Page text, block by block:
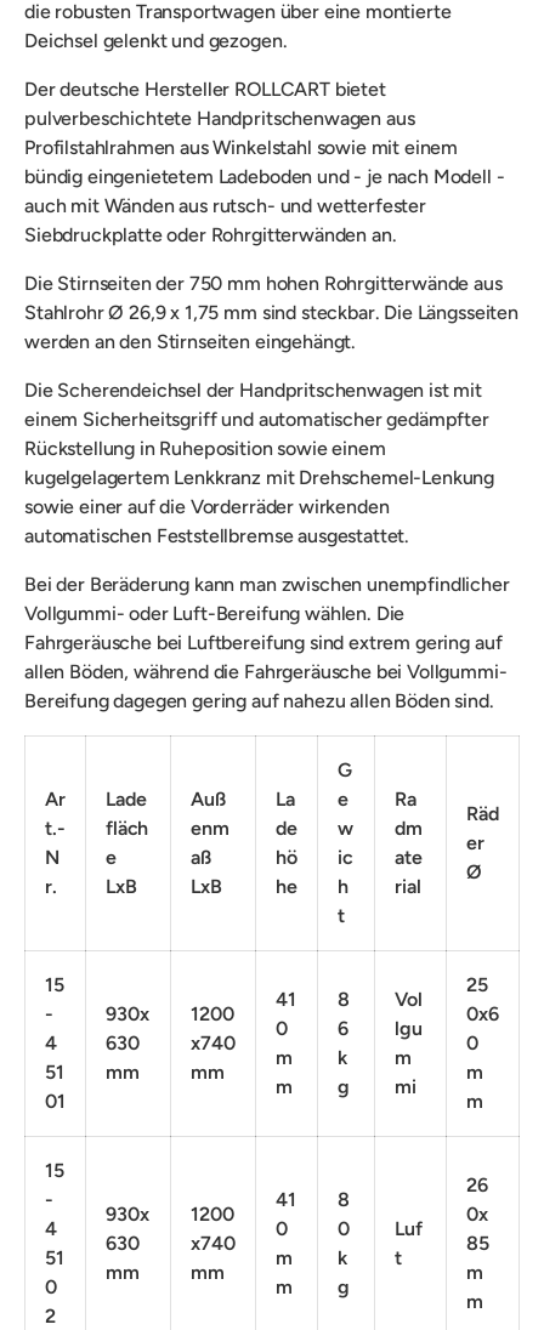
dierobusten Transportwagen über eine montierte
Deichsel gelenkt und gezogen.
Der deutsche Hersteller ROLLCART bietet
pulverbeschichtete Handpritschenwagen aus
Profilstahlrahmen aus Winkelstahl sowie mit einem
bündig eingenietetem Ladeboden und - je nach Modell -
auch mit Wänden aus rutsch- und wetterfester
Siebdruckplatte oder Rohrgitterwänden an.
Die Stirnseiten der 750 mm hohen Rohrgitterwände aus
Stahlrohr Ø 26,9 x 1,75 mm sind steckbar. Die Längsseiten
werden an den Stirnseiten eingehängt.
Die Scherendeichsel der Handpritschenwagen ist mit
einem Sicherheitsgriff und automatischer gedämpfter
Rückstellung in Ruheposition sowie einem
kugelgelagertem Lenkkranz mit Drehschemel-Lenkung
sowie einer auf die Vorderräder wirkenden
automatischen Feststellbremse ausgestattet.
Bei der Beräderung kann man zwischen unempfindlicher
Vollgummi- oder Luft-Bereifung wählen. Die
Fahrgeräusche bei Luftbereifung sind extrem gering auf
allen Böden, während die Fahrgeräusche bei Vollgummi-
Bereifung dagegen gering auf nahezu allen Böden sind.
Ar
t.-
N
r.
Lade
fläch
e
LxB
Auß
enm
aß
LxB
La
de
hö
he
G
e
w
ic
h
t
Ra
dm
ate
rial
Räd
er
Ø
15
-
4
51
01
930x
630
mm
1200
x740
mm
41
0
m
m
8
6
k
g
Vol
lgu
m
mi
25
0x6
0
m
m
15
-
4
51
0
2
930x
630
mm
1200
x740
mm
41
0
m
m
8
0
k
g
Luf
t
26
0x
85
m
m